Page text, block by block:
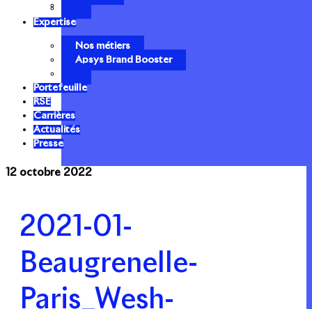
Expertise
Nos métiers
Apsys Brand Booster
Portefeuille
RSE
Carrières
Actualités
Presse
12 octobre 2022
2021-01-
Beaugrenelle-
Paris_Wesh-